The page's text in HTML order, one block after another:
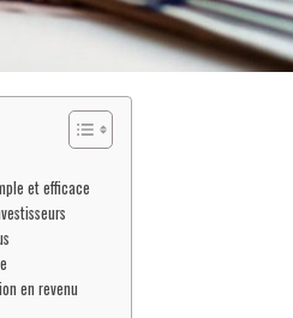
et efficace
en revenu